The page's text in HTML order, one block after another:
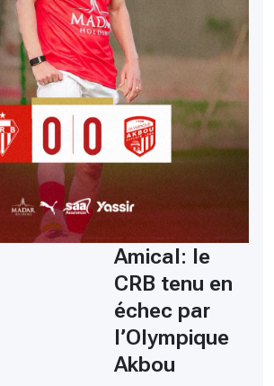
Amical: le
CRB tenu en
échec par
l’Olympique
Akbou